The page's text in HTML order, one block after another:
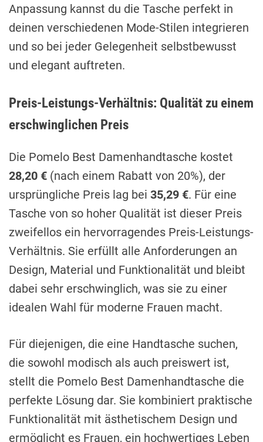
Anpassung kannst du die Tasche perfekt in
deinen verschiedenen Mode-Stilen integrieren
und so bei jeder Gelegenheit selbstbewusst
und elegant auftreten.
Preis-Leistungs-Verhältnis: Qualität zu einem
erschwinglichen Preis
Die Pomelo Best Damenhandtasche kostet
28,20 € (nach einem Rabatt von 20%), der
ursprüngliche Preis lag bei 35,29 €. Für eine
Tasche von so hoher Qualität ist dieser Preis
zweifellos ein hervorragendes Preis-Leistungs-
Verhältnis. Sie erfüllt alle Anforderungen an
Design, Material und Funktionalität und bleibt
dabei sehr erschwinglich, was sie zu einer
idealen Wahl für moderne Frauen macht.
Für diejenigen, die eine Handtasche suchen,
die sowohl modisch als auch preiswert ist,
stellt die Pomelo Best Damenhandtasche die
perfekte Lösung dar. Sie kombiniert praktische
Funktionalität mit ästhetischem Design und
ermöglicht es Frauen, ein hochwertiges Leben